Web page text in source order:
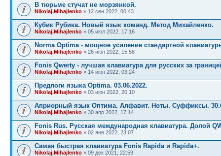
В тюрьме стучат не морзянкой.
Nikolaj.Mihajlenko » 12 сен 2022, 00:43
Кубик Рубика. Новый язык команд. Метод Михайленко.
Nikolaj.Mihajlenko » 05 июл 2022, 17:16
Norma Optima - мощное усиление стандартной
Nikolaj.Mihajlenko » 26 июн 2022, 15:58
Fonis Qwerty - лучшая клавиатура для русских за
Nikolaj.Mihajlenko » 14 июн 2022, 03:24
Предлоги языка Optima. 03.06.2022.
Nikolaj.Mihajlenko » 03 июн 2022, 20:10
Априорный язык Оптима. Алфавит. Ноты. Суффиксы.
Nikolaj.Mihajlenko » 30 апр 2022, 17:14
Fonis Rus. Русская международная клавиатура. Долой
Nikolaj.Mihajlenko » 02 янв 2022, 23:07
Самая быстрая клавиатура Fonis Rapida и Rapida+.
Nikolaj.Mihajlenko » 09 дек 2021, 22:59